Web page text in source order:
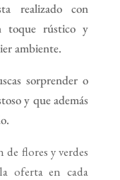
realizado con
toque rústico y
ambiente.
sorprender o
y que además
de flores y verdes
oferta en cada